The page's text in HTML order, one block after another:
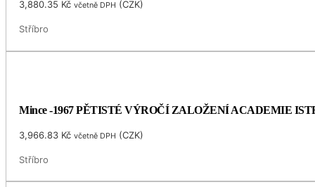
3,880.35 Kč včetně DPH (CZK)
Stříbro
Mince -1967 PĚTISTÉ VÝROČÍ ZALOŽENÍ ACADEMIE
3,966.83 Kč včetně DPH (CZK)
Stříbro